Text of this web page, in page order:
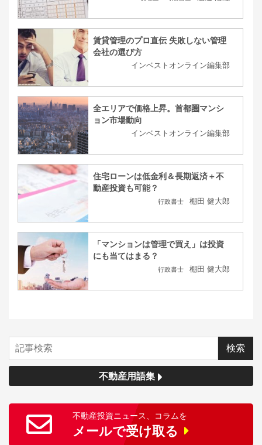
賃貸管理のプロ直伝 失敗しない管理
会社の選び方
インベストオンライン編集部
全エリアで価格上昇。首都圏マンシ
ョン市場動向
インベストオンライン編集部
住宅ローンは低金利＆長期返済＋不
動産投資も可能？
行政書士 棚田 健大郎
「マンションは管理で買え」は投資
にも当てはまる？
行政書士 棚田 健大郎
不動産用語集
不動産投資ニュース、コラムを
メールで受け取る